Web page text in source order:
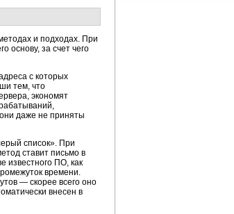
и подходах. При
основу, за счет чего
с которых
тем, что
экономят
даже не приняты
список». При
ставит письмо в
известного ПО, как
времени.
— скорее всего оно
внесен в